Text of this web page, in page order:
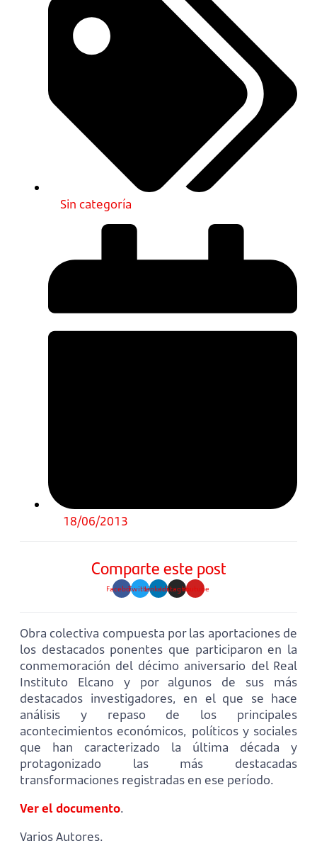
Sin categoría
18/06/2013
Comparte este post
FacebookTwitterLinkedinInstagramYoutube
Obra colectiva compuesta por las aportaciones de
los destacados ponentes que participaron en la
conmemoración del décimo aniversario del Real
Instituto Elcano y por algunos de sus más
destacados investigadores, en el que se hace
análisis y repaso de los principales
acontecimientos económicos, políticos y sociales
que han caracterizado la última década y
protagonizado las más destacadas
transformaciones registradas en ese período.
Ver el documento.
Varios Autores.